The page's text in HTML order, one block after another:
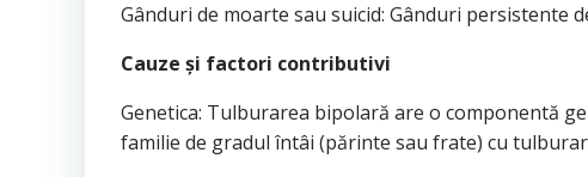
Gânduri de moarte sau suicid: Gânduri persistente
Cauze și factori contributivi
Genetica: Tulburarea bipolară are o componentă
familie de gradul întâi (părinte sau frate) cu